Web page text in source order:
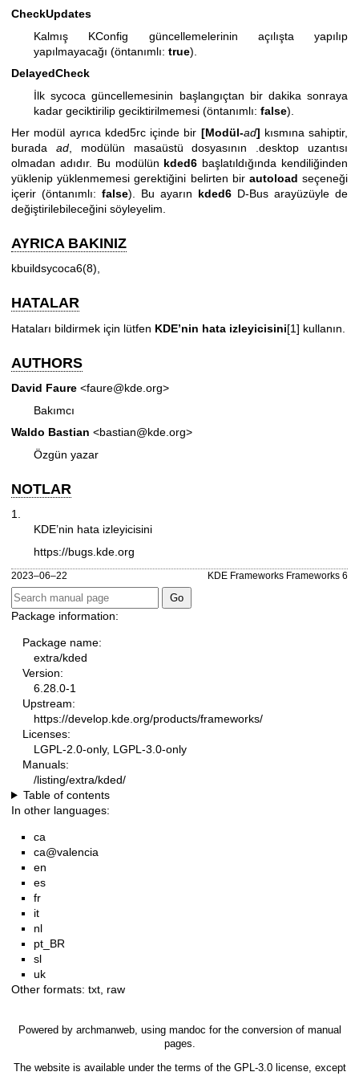
CheckUpdates
Kalmış KConfig güncellemelerinin açılışta yapılıp
yapılmayacağı (öntanımlı: true).
DelayedCheck
İlk sycoca güncellemesinin başlangıçtan bir dakika sonraya
kadar geciktirilip geciktirilmemesi (öntanımlı: false).
Her modül ayrıca kded5rc içinde bir [Modül-ad] kısmına sahiptir,
burada ad, modülün masaüstü dosyasının .desktop uzantısı
olmadan adıdır. Bu modülün kded6 başlatıldığında kendiliğinden
yüklenip yüklenmemesi gerektiğini belirten bir autoload seçeneği
içerir (öntanımlı: false). Bu ayarın kded6 D-Bus arayüzüyle de
değiştirilebileceğini söyleyelim.
AYRICA BAKINIZ
kbuildsycoca6(8),
HATALAR
Hataları bildirmek için lütfen KDE’nin hata izleyicisini[1] kullanın.
AUTHORS
David Faure <faure@kde.org>
Bakımcı
Waldo Bastian <bastian@kde.org>
Özgün yazar
NOTLAR
1.
KDE’nin hata izleyicisini
https://bugs.kde.org
2023–06–22 KDE Frameworks Frameworks 6
Package information:
Package name:
extra/kded
Version:
6.28.0-1
Upstream:
https://develop.kde.org/products/frameworks/
Licenses:
LGPL-2.0-only, LGPL-3.0-only
Manuals:
/listing/extra/kded/
Table of contents
In other languages:
ca
ca@valencia
en
es
fr
it
nl
pt_BR
sl
uk
Other formats: txt raw
Powered by archmanweb, using mandoc for the conversion of manual
pages.
The website is available under the terms of the GPL-3.0license, except